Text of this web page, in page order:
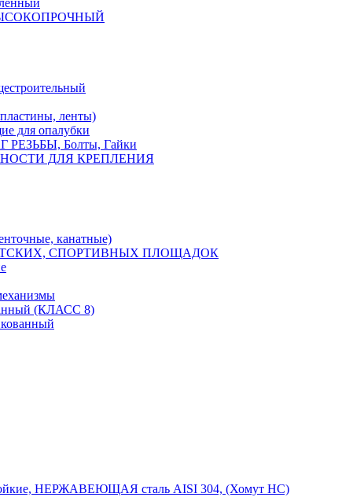
ленты)
для опалубки
Болты, Гайки
ДЛЯ КРЕПЛЕНИЯ
канатные)
СПОРТИВНЫХ ПЛОЩАДОК
(КЛАСС 8)
НЕРЖАВЕЮЩАЯ сталь AISI 304, (Хомут НС)